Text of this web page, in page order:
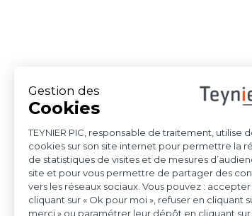
Indépendance et